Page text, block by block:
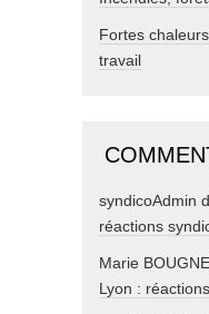
Fortes
travail
syndicoAdmin
réactions
Marie
Lyon :